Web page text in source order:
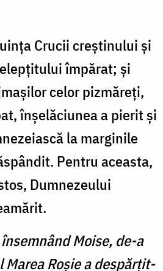
Crucii creştinului şi
împărat; şi
celor pizmăreţi,
înşelăciunea a pierit şi
la marginile
Pentru aceasta,
Dumnezeului
Moise, de-a
Roşie a despărţit-